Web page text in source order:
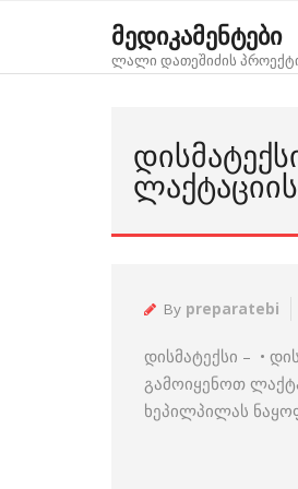
მედიკამენტები
ლალი დათეშიძის
By preparatebi
დისმატექსი – •
გამოიყენოთ
ხეპილპილას